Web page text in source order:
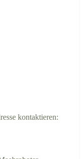
kontaktieren: